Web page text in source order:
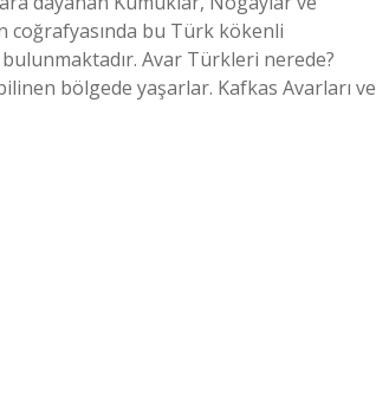
coğrafyasında bu Türk kökenli
Avar Türkleri nerede?
bölgede yaşarlar. Kafkas Avarları ve